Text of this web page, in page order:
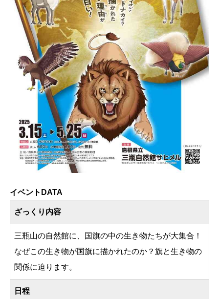
イベントDATA
ざっくり内容
三瓶山の自然館に、国旗の中の生き物たちが大集合！
なぜこの生き物が国旗に描かれたのか？旗と生き物の
関係に迫ります。
日程